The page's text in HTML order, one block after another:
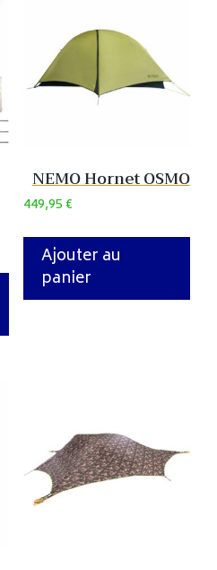
NEMO Hornet OSMO
449,95€
Ajouter au
panier